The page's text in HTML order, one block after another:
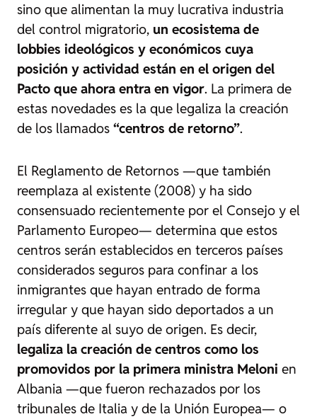
sino que alimentan la muy lucrativa industria
del control migratorio, un ecosistema de
lobbies ideológicos y económicos cuya
posición y actividad están en el origen del
Pacto que ahora entra en vigor. La primera de
estas novedades es la que legaliza la creación
de los llamados “centros de retorno”.
El Reglamento de Retornos —que también
reemplaza al existente (2008) y ha sido
consensuado recientemente por el Consejo y el
Parlamento Europeo— determina que estos
centros serán establecidos en terceros países
considerados seguros para confinar a los
inmigrantes que hayan entrado de forma
irregular y que hayan sido deportados a un
país diferente al suyo de origen. Es decir,
legaliza la creación de centros como los
promovidos por la primera ministra Meloni en
Albania —que fueron rechazados por los
tribunales de Italia y de la Unión Europea— o